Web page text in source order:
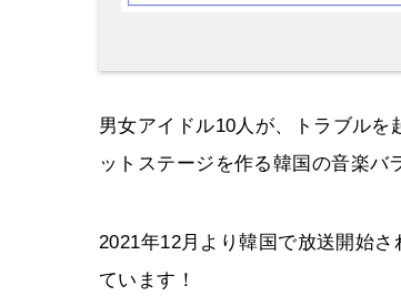
男女アイドル10人が、トラブル
ットステージを作る韓国の音楽バ
2021年12月より韓国で放送開始さ
ています！